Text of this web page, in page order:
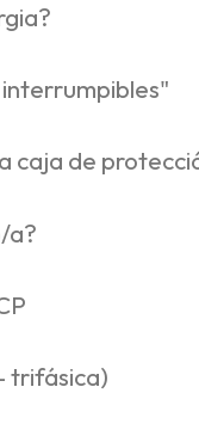
caja de
a?
trifásica)